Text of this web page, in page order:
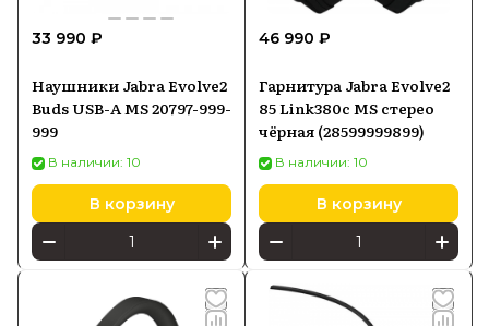
33 990 ₽
Наушники Jabra Evolve2
Buds USB-A MS 20797-999-
999
В наличии: 10
В корзину
46 990 ₽
Гарнитура Jabra Evolve2
85 Link380c MS стерео
чёрная (28599999899)
В наличии: 10
В корзину